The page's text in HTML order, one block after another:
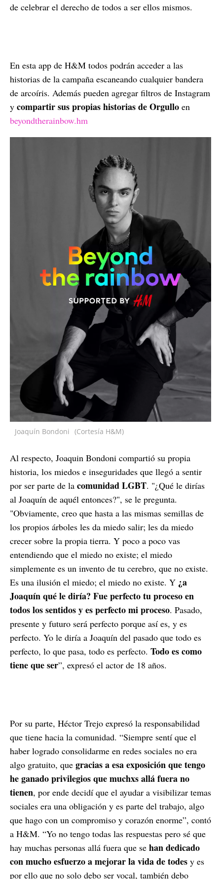
de celebrar el derecho de todos a ser ellos mismos.
En esta app de H&M todos podrán acceder a las
historias de la campaña escaneando cualquier bandera
de arcoíris. Además pueden agregar filtros de Instagram
y compartir sus propias historias de Orgullo en
beyondtherainbow.hm
Joaquín Bondoni (Cortesía H&M)
Al respecto, Joaquin Bondoni compartió su propia
historia, los miedos e inseguridades que llegó a sentir
por ser parte de la comunidad LGBT. "¿Qué le dirías
al Joaquín de aquél entonces?", se le pregunta.
"Obviamente, creo que hasta a las mismas semillas de
los propios árboles les da miedo salir; les da miedo
crecer sobre la propia tierra. Y poco a poco vas
entendiendo que el miedo no existe; el miedo
simplemente es un invento de tu cerebro, que no existe.
Es una ilusión el miedo; el miedo no existe. Y ¿a
Joaquín qué le diría? Fue perfecto tu proceso en
todos los sentidos y es perfecto mi proceso. Pasado,
presente y futuro será perfecto porque así es, y es
perfecto. Yo le diría a Joaquín del pasado que todo es
perfecto, lo que pasa, todo es perfecto. Todo es como
tiene que ser”, expresó el actor de 18 años.
Por su parte, Héctor Trejo expresó la responsabilidad
que tiene hacia la comunidad. “Siempre sentí que el
haber logrado consolidarme en redes sociales no era
algo gratuito, que gracias a esa exposición que tengo
he ganado privilegios que muchxs allá fuera no
tienen, por ende decidí que el ayudar a visibilizar temas
sociales era una obligación y es parte del trabajo, algo
que hago con un compromiso y corazón enorme”, contó
a H&M. “Yo no tengo todas las respuestas pero sé que
hay muchas personas allá fuera que se han dedicado
con mucho esfuerzo a mejorar la vida de todes y es
por ello que no solo debo ser vocal, también debo